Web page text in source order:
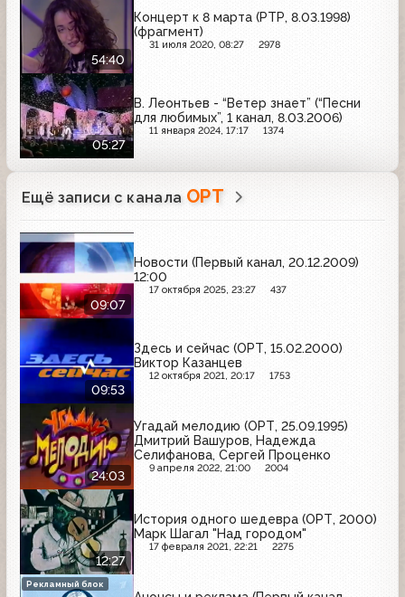
54:40
Концерт к 8 марта (РТР, 8.03.1998)
(фрагмент)
31 июля 2020, 08:27 2978
05:27
В. Леонтьев - “Ветер знает” (“Песни
для любимых”, 1 канал, 8.03.2006)
11 января 2024, 17:17 1374
Ещё записи с канала ОРТ
09:07
Новости (Первый канал, 20.12.2009)
12:00
17 октября 2025, 23:27 437
09:53
Здесь и сейчас (ОРТ, 15.02.2000)
Виктор Казанцев
12 октября 2021, 20:17 1753
24:03
Угадай мелодию (ОРТ, 25.09.1995)
Дмитрий Вашуров, Надежда
Селифанова, Сергей Проценко
9 апреля 2022, 21:00 2004
12:27
История одного шедевра (ОРТ, 2000)
Марк Шагал "Над городом"
17 февраля 2021, 22:21 2275
Рекламный блок